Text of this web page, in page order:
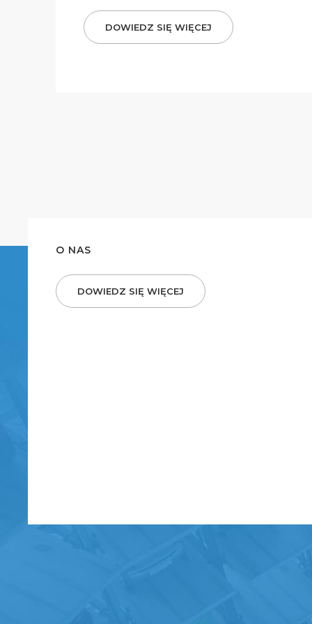
DOWIEDZ SIĘ WIĘCEJ
O NAS
DOWIEDZ SIĘ WIĘCEJ